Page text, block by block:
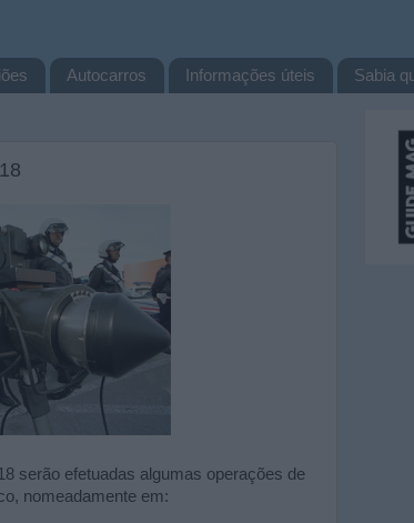
Autocarros Informações úteis Sabia
serão efetuadas algumas operações de
nomeadamente em: